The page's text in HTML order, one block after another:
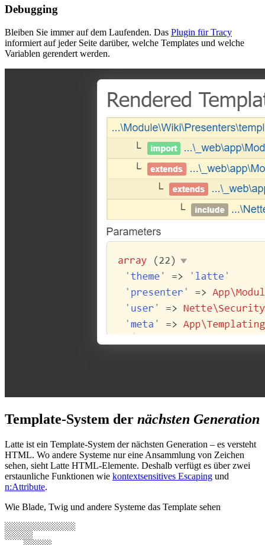
Debugging
Bleiben Sie immer auf dem Laufenden. Das Plugin für Tracy
informiert auf jeder Seite darüber, welche Templates und welche
Variablen gerendert werden.
Template-System der nächsten Generation
Latte ist ein Template-System der nächsten Generation – es versteht
HTML. Wo andere Systeme nur eine Ansammlung von Zeichen
sehen, sieht Latte HTML-Elemente. Deshalb verfügt es über zwei
erstaunliche Funktionen wie kontextsensitives Escaping und
n:Attribute.
Wie Blade, Twig und andere Systeme das Template sehen
░░░░░░░░░░░░░░░
░░░░░░